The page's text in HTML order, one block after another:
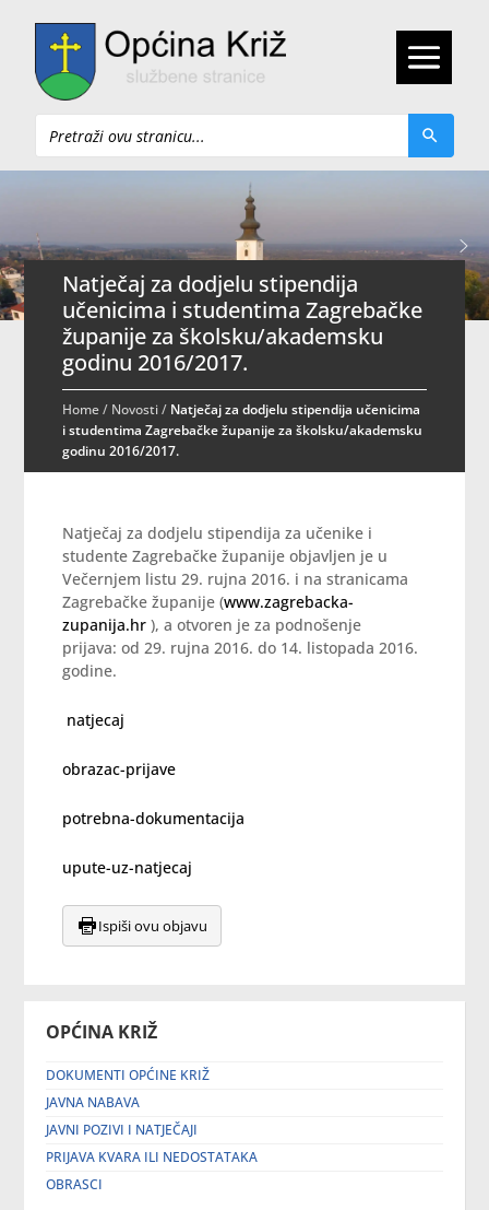
Pretraži
OPĆINA KRIŽ
DOKUMENTI OPĆINE KRIŽ
JAVNA NABAVA
JAVNI POZIVI I NATJEČAJI
PRIJAVA KVARA ILI NEDOSTATAKA
OBRASCI
Natječaj za dodjelu stipendija
učenicima i studentima Zagrebačke
županije za školsku/akademsku
godinu 2016/2017.
Home/ Novosti/ Natječaj za dodjelu stipendija učenicima
i studentima Zagrebačke županije za školsku/akademsku
godinu 2016/2017.
Natječaj za dodjelu stipendija za učenike i
studente Zagrebačke županije objavljen je u
Večernjem listu 29. rujna 2016. i na stranicama
Zagrebačke županije (www.zagrebacka-
zupanija.hr ), a otvoren je za podnošenje
prijava: od 29. rujna 2016. do 14. listopada 2016.
godine.
natjecaj
obrazac-prijave
potrebna-dokumentacija
upute-uz-natjecaj
Ispiši ovu objavu